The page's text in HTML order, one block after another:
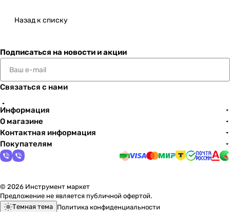
Назад к списку
Подписаться на новости и акции
Связаться с нами
Информация
О магазине
Контактная информация
Покупателям
© 2026 Инструмент маркет
Предложение не является публичной офертой.
Темная тема Политика конфиденциальности